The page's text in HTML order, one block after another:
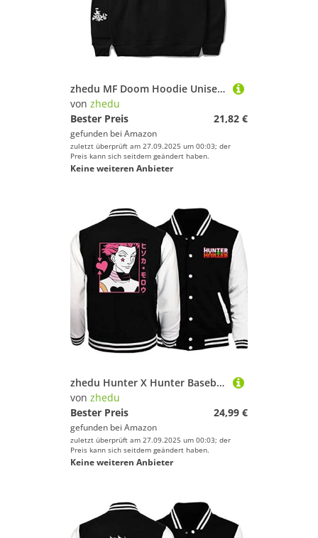
zhedu MF Doom Hoodie Unisex Trainingsanzug Damen/Herren Oberbekleidung Harajuku Streetwear Rapper Mode Kleidung Übergröße (L,Color 1)
von zhedu
Bester Preis
21,82 €
gefunden bei Amazon
zuletzt überprüft am 27.09.2025 um 00:03; der
Preis kann sich seitdem geändert haben.
Keine weiteren Anbieter
zhedu Hunter X Hunter Baseballuniform Hoodie Japan Anime Trainingsanzug Herren Bomberjacke Winter Streetwear Harajuku (XS,Color 02)
von zhedu
Bester Preis
24,99 €
gefunden bei Amazon
zuletzt überprüft am 27.09.2025 um 00:03; der
Preis kann sich seitdem geändert haben.
Keine weiteren Anbieter